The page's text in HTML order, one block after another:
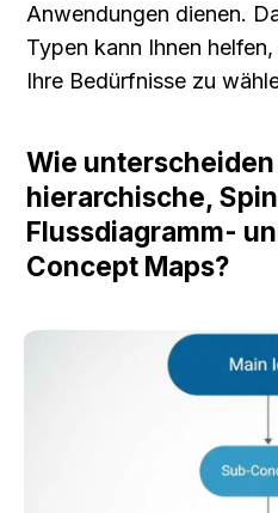
Anwendungen dienen.
Typen kann Ihnen
Ihre Bedürfnisse zu
Wie
hierarchische,
Flussdiagramm-
Concept Maps?